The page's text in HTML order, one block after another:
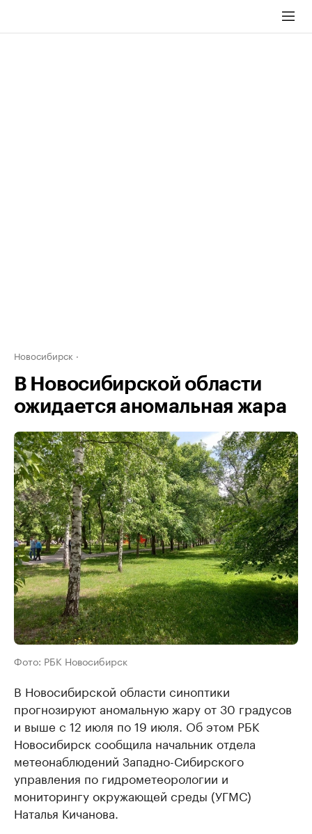
Новосибирск
В Новосибирской области
ожидается аномальная жара
Фото: РБК Новосибирск
В Новосибирской области синоптики
прогнозируют аномальную жару от 30 градусов
и выше с 12 июля по 19 июля. Об этом РБК
Новосибирск сообщила начальник отдела
метеонаблюдений Западно-Сибирского
управления по гидрометеорологии и
мониторингу окружающей среды (УГМС)
Наталья Кичанова.